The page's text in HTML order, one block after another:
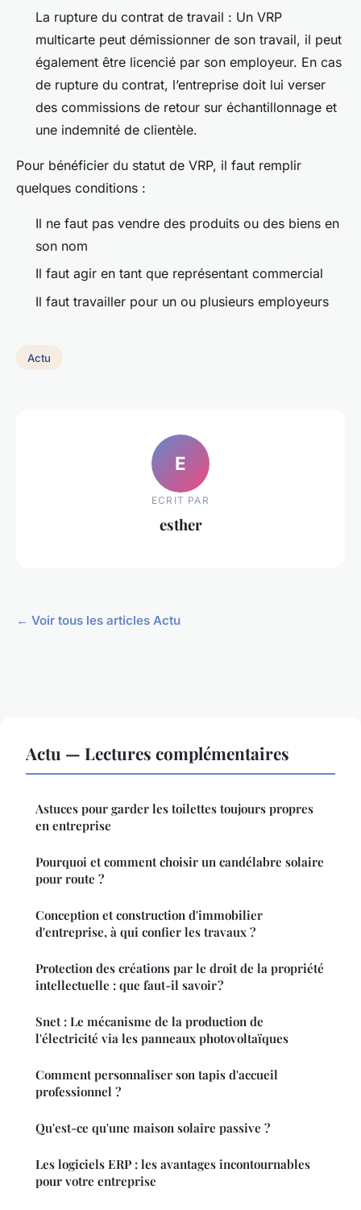
La rupture du contrat de travail : Un VRP
multicarte peut démissionner de son travail, il peut
également être licencié par son employeur. En cas
de rupture du contrat, l’entreprise doit lui verser
des commissions de retour sur échantillonnage et
une indemnité de clientèle.
Pour bénéficier du statut de VRP, il faut remplir
quelques conditions :
Il ne faut pas vendre des produits ou des biens en
son nom
Il faut agir en tant que représentant commercial
Il faut travailler pour un ou plusieurs employeurs
Actu
E
ECRIT PAR
esther
← Voir tous les articles Actu
Actu — Lectures complémentaires
Astuces pour garder les toilettes toujours propres
en entreprise
Pourquoi et comment choisir un candélabre solaire
pour route ?
Conception et construction d'immobilier
d'entreprise, à qui confier les travaux ?
Protection des créations par le droit de la propriété
intellectuelle : que faut-il savoir ?
Snet : Le mécanisme de la production de
l'électricité via les panneaux photovoltaïques
Comment personnaliser son tapis d'accueil
professionnel ?
Qu'est-ce qu'une maison solaire passive ?
Les logiciels ERP : les avantages incontournables
pour votre entreprise